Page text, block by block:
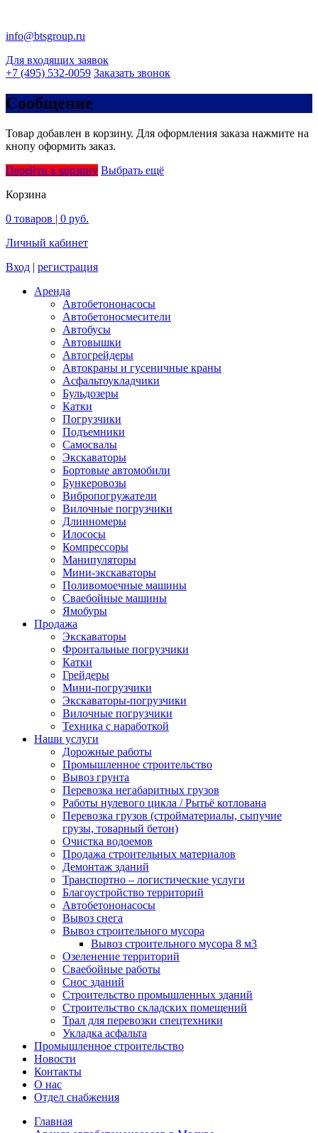
info@btsgroup.ru
Для входящих заявок
+7 (495) 532-0059 Заказать звонок
Сообщение
Товар добавлен в корзину. Для оформления заказа нажмите на
кнопу оформить заказ.
Перейти в корзину Выбрать ещё
Корзина
0 товаров | 0 руб.
Личный кабинет
Вход | регистрация
Аренда
Автобетононасосы
Авто­бетоно­смесители
Автобусы
Автовышки
Автогрейдеры
Автокраны и гусеничные краны
Асфальтоукладчики
Бульдозеры
Катки
Погрузчики
Подъемники
Самосвалы
Экскаваторы
Бортовые автомобили
Бункеровозы
Вибропогружатели
Вилочные погрузчики
Длинномеры
Илососы
Компрессоры
Манипуляторы
Мини-экскаваторы
Поливомоечные машины
Сваебойные машины
Ямобуры
Продажа
Экскаваторы
Фронтальные погрузчики
Катки
Грейдеры
Мини-погрузчики
Экскаваторы-погрузчики
Вилочные погрузчики
Техника с наработкой
Наши услуги
Дорожные работы
Промышленное строительство
Вывоз грунта
Перевозка негабаритных грузов
Работы нулевого цикла / Рытьё котлована
Перевозка грузов (стройматериалы, сыпучие
грузы, товарный бетон)
Очистка водоемов
Продажа строительных материалов
Демонтаж зданий
Транспортно – логистические услуги
Благоустройство территорий
Автобетононасосы
Вывоз снега
Вывоз строительного мусора
Вывоз строительного мусора 8 м3
Озеленение территорий
Сваебойные работы
Снос зданий
Строительство промышленных зданий
Строительство складских помещений
Трал для перевозки спецтехники
Укладка асфальта
Промышленное строительство
Новости
Контакты
О нас
Отдел снабжения
Главная